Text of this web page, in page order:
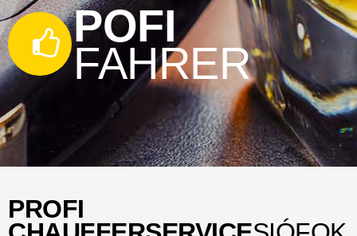
POFI
FAHRER
PROFI